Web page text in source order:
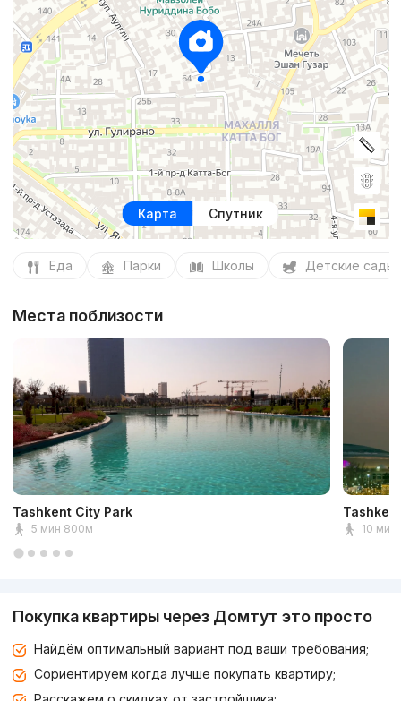
Карта Спутник
Еда Парки Школы Детские сады
Места поблизости
Tashkent City Park
5 мин 800м 10 мин
Покупка квартиры через Домтут это просто
Найдём оптимальный вариант под ваши требования;
Сориентируем когда лучше покупать квартиру;